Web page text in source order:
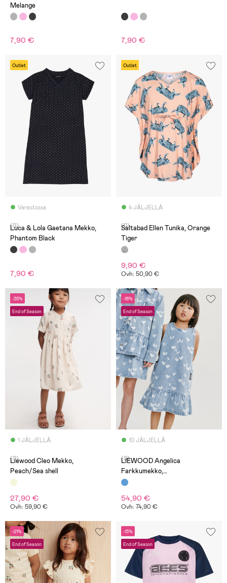
Melange
7,90 € 7,90 €
Outlet
Varastossa
(0)
Luca & Lola Gaetana Mekko,
Phantom Black
7,90 €
Outlet
4 JÄLJELLÄ
(0)
Saltabad Ellen Tunika, Orange
Tiger
9,90 €
Ovh: 50,90 €
-35%
End of Season
1 JÄLJELLÄ
(0)
Liewood Cleo Mekko,
Peach/Sea shell
27,90 €
Ovh: 59,90 €
-18%
End of Season
10 JÄLJELLÄ
(0)
LIEWOOD Angelica
Farkkumekko,
Sweetshearts/Light Blue Denim
54,90 €
Ovh: 74,90 €
-21%
End of Season
-13%
End of Season